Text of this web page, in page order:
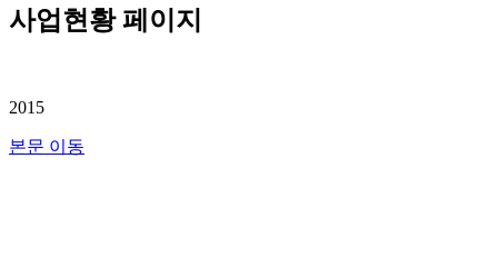
사업현황 페이지
2015
본문 이동